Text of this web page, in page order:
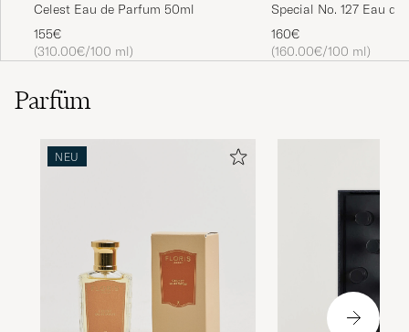
Celest Eau de Parfum 50ml
155€
(310.00€/100 ml)
Special No. 127 Eau de
100 ml
160€
(160.00€/100 ml)
Parfüm
NEU